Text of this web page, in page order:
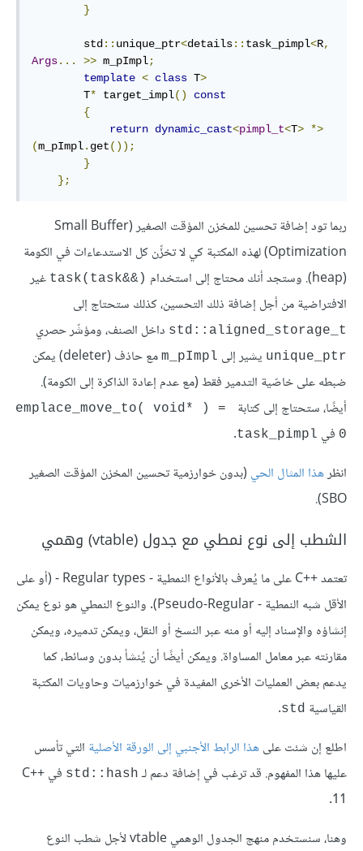
}
        std
:: unique_ptr<details:: task_pimpl<R,
Args... >> m_pImpl;
template < class T>
        T
* target_impl()
const
{
return dynamic_cast<pimpl_t<T> *>
(m_pImpl. get());
}
};
ربما تود إضافة تحسين للمخزن المؤقت الصغير (Small Buffer
Optimization) لهذه المكتبة كي لا تخزِّن كل الاستدعاءات في الكومة
(heap). وستجد أنك محتاج إلى استخدام
‎task(task&&)‎ غير
الافتراضية من أجل إضافة ذلك التحسين، كذلك ستحتاج إلى
‎std::aligned_storage_t‎ داخل الصنف، ومؤشّر حصري
‎unique_ptr‎ يشير إلى ‎m_pImpl‎
مع حاذف (deleter) يمكن
ضبطه على خاصّية التدمير فقط (مع عدم إعادة الذاكرة إلى الكومة).
أيضًا، ستحتاج إلى كتابة
emplace_move_to( void* ) =
0‎ في ‎task_pimpl‎
.
انظرهذا المثال الحي (بدون خوارزمية تحسين المخزن المؤقت الصغير
SBO).
الشطب إلى نوع نمطي مع جدول (vtable) وهمي
تعتمد C++‎ على ما يُعرف بالأنواع النمطية - Regular types - (أو على
الأقل شبه النمطية - Pseudo-Regular). والنوع النمطي هو نوع يمكن
إنشاؤه والإسناد إليه أو منه عبر النسخ أو النقل، ويمكن تدميره، ويمكن
مقارنته عبر معامل المساواة. ويمكن أيضًا أن يُنشأ بدون وسائط، كما
يدعم بعض العمليات الأخرى المفيدة في خوارزميات وحاويات المكتبة
القياسية ‎std‎
.
اطلع إن شئت علىهذا الرابط الأجنبي إلى الورقة الأصلية التي تأسس
عليها هذا المفهوم. قد ترغب في إضافة دعم لـ ‎std::hash‎
في C++‎
11.
وهنا، سنستخدم منهج الجدول الوهمي vtable لأجل شطب النوع